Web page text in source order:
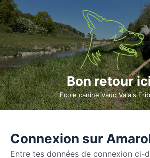
Connexion sur
Entre tes données de connexion ci-
Bon retour
École canine Vaud Valais